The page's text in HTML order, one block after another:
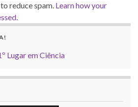
reduce spam. Learn how your